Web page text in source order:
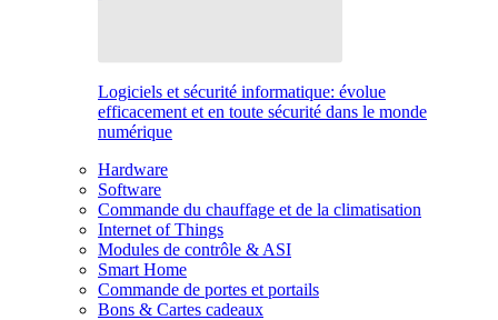
Logiciels et sécurité informatique: évolue
efficacement et en toute sécurité dans le monde
numérique
Hardware
Software
Commande du chauffage et de la climatisation
Internet of Things
Modules de contrôle & ASI
Smart Home
Commande de portes et portails
Bons & Cartes cadeaux